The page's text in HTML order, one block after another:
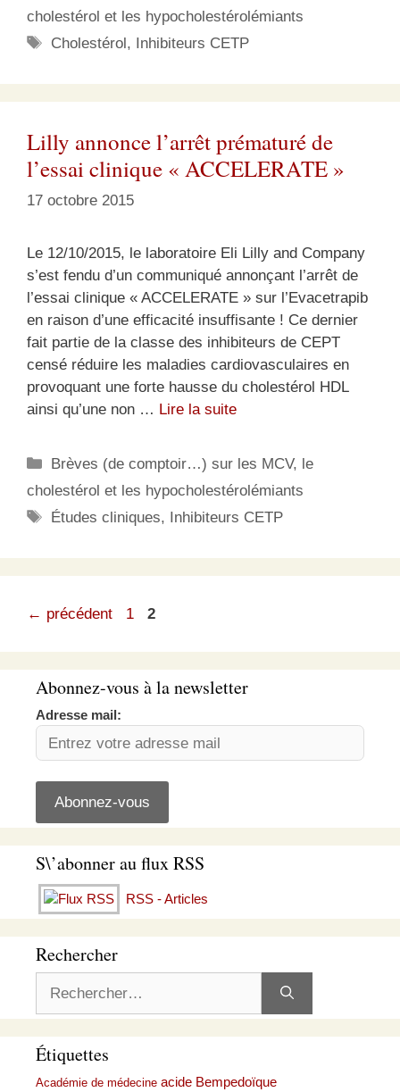
cholestérol et les hypocholestérolémiants
Étiquettes
Cholestérol, Inhibiteurs CETP
Lilly annonce l’arrêt prématuré de
l’essai clinique « ACCELERATE »
17 octobre 2015
Le 12/10/2015, le laboratoire Eli Lilly and Company
s’est fendu d’un communiqué annonçant l’arrêt de
l’essai clinique « ACCELERATE » sur l’Evacetrapib
en raison d’une efficacité insuffisante ! Ce dernier
fait partie de la classe des inhibiteurs de CEPT
censé réduire les maladies cardiovasculaires en
provoquant une forte hausse du cholestérol HDL
ainsi qu’une non … Lire la suite
Catégories
Brèves (de comptoir…) sur les MCV, le
cholestérol et les hypocholestérolémiants
Étiquettes
Études cliniques, Inhibiteurs CETP
← précédent Page
1 Page
2
Abonnez-vous à la newsletter
Adresse mail:
S\’abonner au flux RSS
RSS - Articles
Rechercher
Étiquettes
Académie de médecine acide Bempedoïque